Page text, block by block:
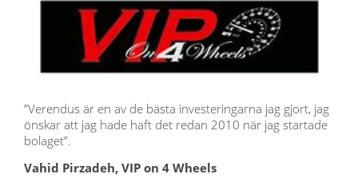
”Verendus är en av de bästa investeringarna jag gjort, jag
önskar att jag hade haft det redan 2010 när jag startade
bolaget”.
Vahid Pirzadeh, VIP on 4 Wheels